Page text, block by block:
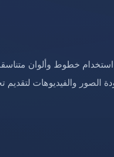
خطوط وألوان
الصور والفيديوهات